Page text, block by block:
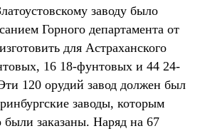
заводу было
Горного департамента от
для Астраханского
16 18-фунтовых и 44 24-
120 орудий завод должен был
заводы, которым
были заказаны. Наряд на 67